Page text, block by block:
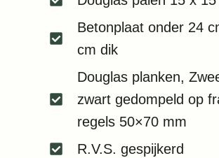
Betonplaat onder 24
cm dik
Douglas planken,
zwart gedompeld op
regels 50×70 mm
R.V.S. gespijkerd